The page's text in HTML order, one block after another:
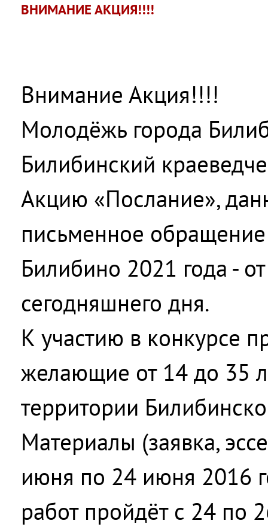
ВНИМАНИЕ АКЦИЯ!!!!
Внимание Акция!!!!
Молодёжь города
Билибинский
Акцию «Послание»,
письменное
Билибино 2021 года -
сегодняшнего дня.
К участию в конкурсе
желающие от 14 до 35
территории
Материалы (заявка,
июня по 24 июня 2016
работ пройдёт с 24 по